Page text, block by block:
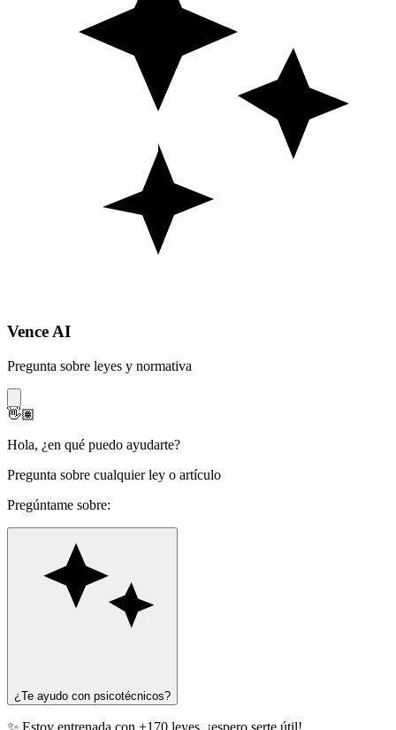
Vence AI
Pregunta sobre leyes y normativa
👋🏽
Hola, ¿en qué puedo ayudarte?
Pregunta sobre cualquier ley o artículo
Pregúntame sobre:
¿Te ayudo con psicotécnicos?
✨ Estoy entrenada con +170 leyes, ¡espero serte útil!